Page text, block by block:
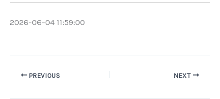
2026-06-04 11:59:00
PREVIOUS NEXT